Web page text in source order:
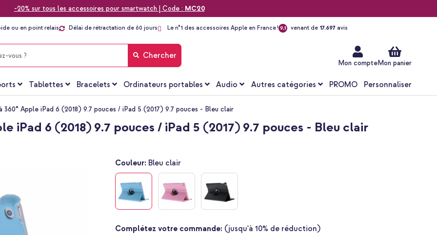
-20% sur tous les accessoires pour smartwatch | Code : MC20
ou en point relais Délai de rétractation de 60 jours Le n°1 des accessoires Apple en France ! 9,1 venant de 17.697 avis
Mon compteMon panier
Chercher
Tablettes Bracelets Ordinateurs portables Audio Autres catégories PROMO Personnaliser
Apple iPad 6 (2018) 9.7 pouces / iPad 5 (2017) 9.7 pouces - Bleu clair
iPad 6 (2018) 9.7 pouces / iPad 5 (2017) 9.7 pouces - Bleu clair
Couleur: Bleu clair
Complétez votre commande: (jusqu'à 10% de réduction)